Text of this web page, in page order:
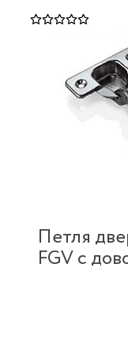
Петля
FGV с